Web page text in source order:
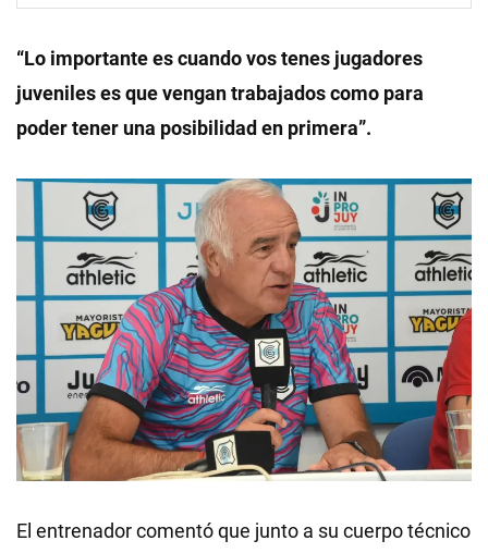
“Lo importante es cuando vos tenes jugadores
juveniles es que vengan trabajados como para
poder tener una posibilidad en primera”.
El entrenador comentó que junto a su cuerpo técnico